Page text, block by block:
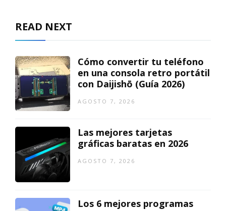
READ NEXT
Cómo convertir tu teléfono
en una consola retro portátil
con Daijishō (Guía 2026)
AGOSTO 7, 2026
Las mejores tarjetas
gráficas baratas en 2026
AGOSTO 7, 2026
Los 6 mejores programas